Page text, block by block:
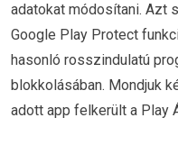
adatokat módosítani. Azt
Google Play Protect
hasonló rosszindulatú
blokkolásában. Mondjuk
adott app felkerült a Play